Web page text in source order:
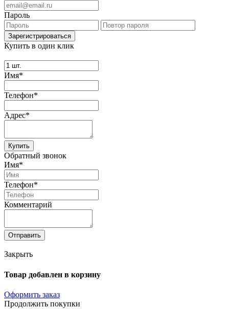
Пароль
Купить в один клик
Имя*
Телефон*
Адрес*
Купить
Обратный звонок
Имя*
Телефон*
Комментарий
Отправить
Закрыть
Товар добавлен в корзину
Оформить заказ
Продолжить покупки